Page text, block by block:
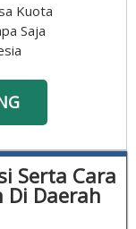
Kuota
Saja
Serta Cara
Daerah